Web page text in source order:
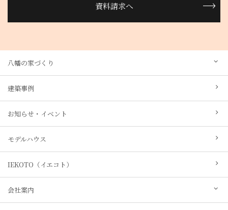
資料請求へ
八幡の家づくり
建築事例
お知らせ・イベント
モデルハウス
IEKOTO（イエコト）
会社案内